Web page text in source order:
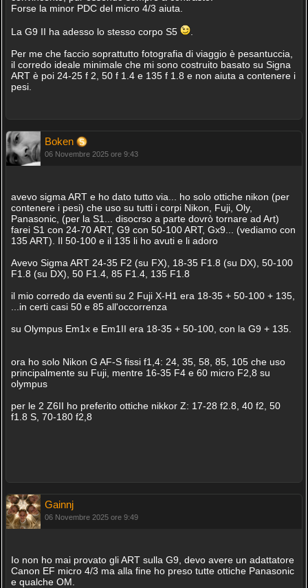
Forse la minor PDC del micro 4/3 aiuta.
La G9 II ha adesso lo stesso corpo S5
.
Per me che faccio soprattutto fotografia di viaggio è pesantuccia,
il corredo ideale minimale che mi sono costruito basato su Signa
ART è poi 24-25 f 2, 50 f 1.4 e 135 f 1.8 e non aiuta a contenere i
pesi.
Boken
06 Novembre 2025 ore 9:43
avevo sigma ART e ho dato tutto via... ho solo ottiche nikon (per
contenere i pesi) che uso su tutti i corpi Nikon, Fuji, Oly,
Panasonic, (per la S1... disocrso a parte dovrò tornare ad Art)
farei S1 con 24-70 ART, G9 con 50-100 ART, Gx9... (vediamo con
135 ART). Il 50-100 e il 135 li ho avuti e li adoro
Avevo Sigma ART 24-35 F2 (su FX), 18-35 F1.8 (su DX), 50-100
F1.8 (su DX), 50 F1.4, 85 F1.4, 135 F1.8
il mio corredo da eventi su 2 Fuji X-H1 era 18-35 + 50-100 + 135,
...in certi casi 50 e 85 all'occorrenza
su Olympus Em1x e Em1II era 18-35 + 50-100, con la G9 + 135.
ora ho solo Nikon G AF-S fissi f1,4: 24, 35, 58, 85, 105 che uso
principalmente su Fuji, mentre 16-35 F4 e 60 micro F2,8 su
olympus
per le 2 Z6II ho preferito ottiche nikkor Z: 17-28 f2.8, 40 f2, 50
f1.8 S, 70-180 f2,8
Gainnj
06 Novembre 2025 ore 9:49
Io non ho mai provato gli ART sulla G9, devo avere un adattatore
Canon EF micro 4/3 ma alla fine ho preso tutte ottiche Panasonic
e qualche OM.